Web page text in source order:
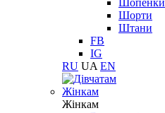
Шопенки
Шорти
Штани
FB
IG
RU UA EN
Жінкам
Жінкам